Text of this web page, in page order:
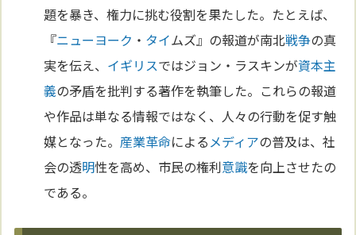
題を暴き、権力に挑む役割を果たした。たとえば、
『ニューヨーク ・ タイムズ』の報道が南北戦争の真
実を伝え、 イギリスではジョン・ラスキンが資本主
義の矛盾を批判する著作を執筆した。これらの報道
や作品は単なる情報ではなく、人々の行動を促す触
媒となった。産業革命によるメディアの普及は、社
会の透明性を高め、市民の権利意識を向上させたの
である。